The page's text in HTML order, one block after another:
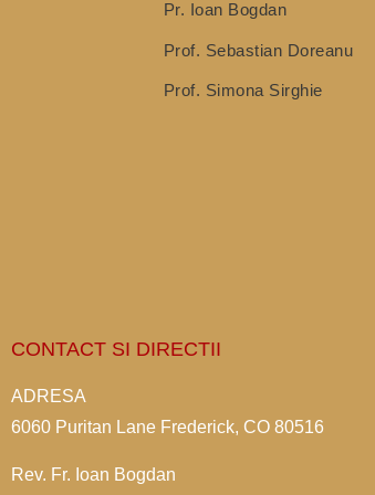
Pr. Ioan Bogdan
Prof. Sebastian Doreanu
Prof. Simona Sirghie
CONTACT SI DIRECTII
ADRESA
6060 Puritan Lane Frederick, CO 80516
Rev. Fr. Ioan Bogdan